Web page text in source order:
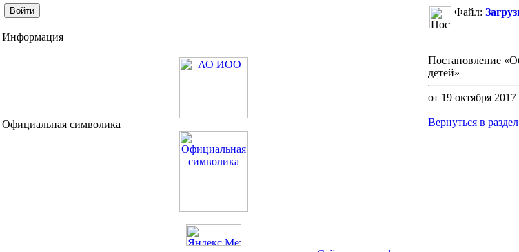
Информация
Официальная символика
Файл:
Постановление
детей»
от 19 октября
Вернуться в раздел